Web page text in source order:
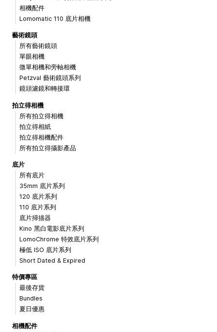
相機配件
Lomomatic 110 底片相機
藝術鏡頭
所有藝術鏡頭
單眼相機
微單相機和旁軸相機
Petzval 藝術鏡頭系列
鏡頭濾鏡和轉接環
拍立得相機
所有拍立得相機
拍立得相紙
拍立得相機配件
所有拍立得攝影產品
底片
所有底片
35mm 底片系列
120 底片系列
110 底片系列
底片掃描器
Kino 黑白電影底片系列
LomoChrome 特效底片系列
極低 ISO 底片系列
Short Dated & Expired
特價專區
最後存貨
Bundles
夏日優惠
相機配件